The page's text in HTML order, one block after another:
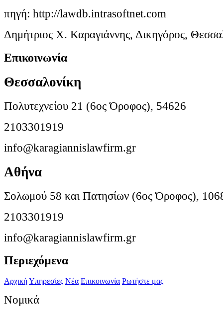
πηγή: http://lawdb.intrasoftnet.com
Δημήτριος Χ. Καραγιάννης, Δικηγόρος,
Επικοινωνία
Θεσσαλονίκη
Πολυτεχνείου 21 (6ος Όροφος), 54626
2103301919
info@karagiannislawfirm.gr
Αθήνα
Σολωμού 58 και Πατησίων (6ος Όροφος),
2103301919
info@karagiannislawfirm.gr
Περιεχόμενα
ΑρχικήΥπηρεσίες Νέα Επικοινωνία Ρωτήστε μας
Νομικά